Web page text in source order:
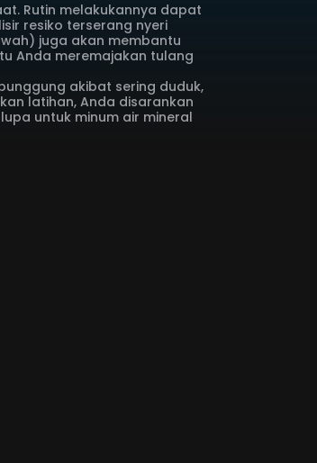
Rutin melakukannya dapat
resiko terserang nyeri
juga akan membantu
Anda meremajakan tulang
akibat sering duduk,
latihan, Anda disarankan
untuk minum air mineral